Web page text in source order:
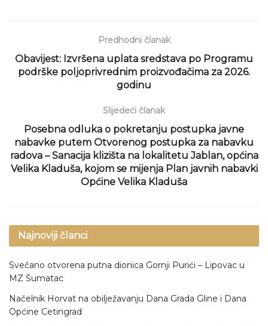
Predhodni članak
Obavijest: Izvršena uplata sredstava po Programu
podrške poljoprivrednim proizvođačima za 2026.
godinu
Slijedeći članak
Posebna odluka o pokretanju postupka javne
nabavke putem Otvorenog postupka za nabavku
radova – Sanacija klizišta na lokalitetu Jablan, općina
Velika Kladuša, kojom se mijenja Plan javnih nabavki
Općine Velika Kladuša
Najnoviji članci
Svečano otvorena putna dionica Gornji Purići – Lipovac u
MZ Šumatac
Načelnik Horvat na obilježavanju Dana Grada Gline i Dana
Općine Cetingrad